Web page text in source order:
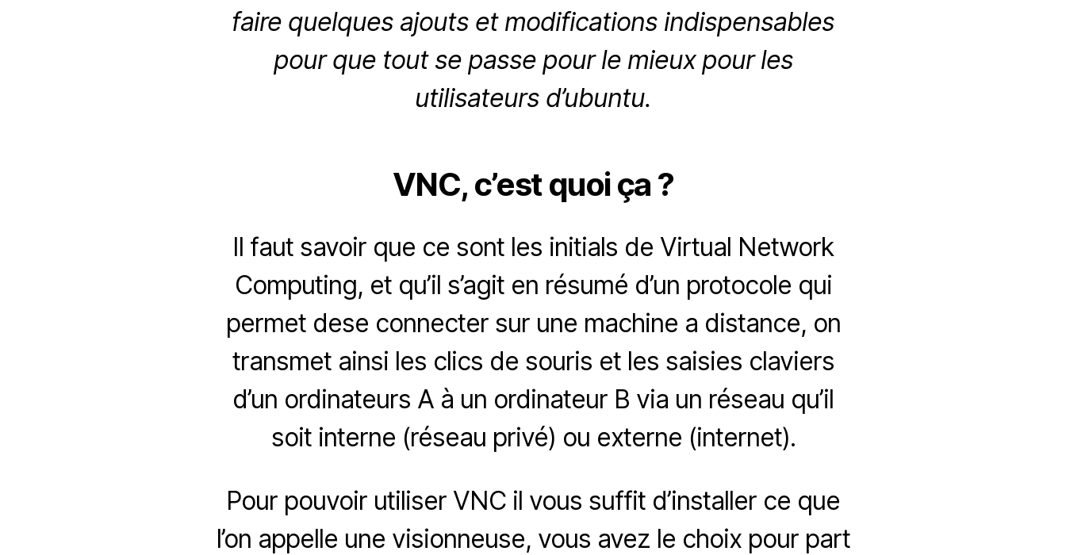
faire quelques ajouts et modifications indispensables
pour que tout se passe pour le mieux pour les
utilisateurs d’ubuntu.
VNC, c’est quoi ça ?
Il faut savoir que ce sont les initials de Virtual Network
Computing, et qu’il s’agit en résumé d’un protocole qui
permet dese connecter sur une machine a distance, on
transmet ainsi les clics de souris et les saisies claviers
d’un ordinateurs A à un ordinateur B via un réseau qu’il
soit interne (réseau privé) ou externe (internet).
Pour pouvoir utiliser VNC il vous suffit d’installer ce que
l’on appelle une visionneuse, vous avez le choix pour part